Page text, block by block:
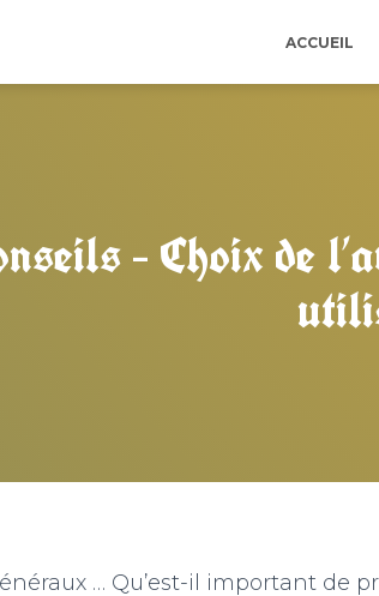
ACCUEIL
– Choix de
… Qu’est-il important de